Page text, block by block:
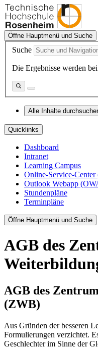
Öffne Hauptmenü und Suche
Suche
Die Ergebnisse werden
Alle Inhalte
Quicklinks
Dashboard
Intranet
Learning Campus
Online-Service-Center
Outlook Webapp
Stundenpläne
Terminpläne
Öffne Hauptmenü und Suche
AGB des
AGB des
(ZWB)
Aus Gründen der besseren
Formulierungen verzichtet.
Geschlechter im Sinne der